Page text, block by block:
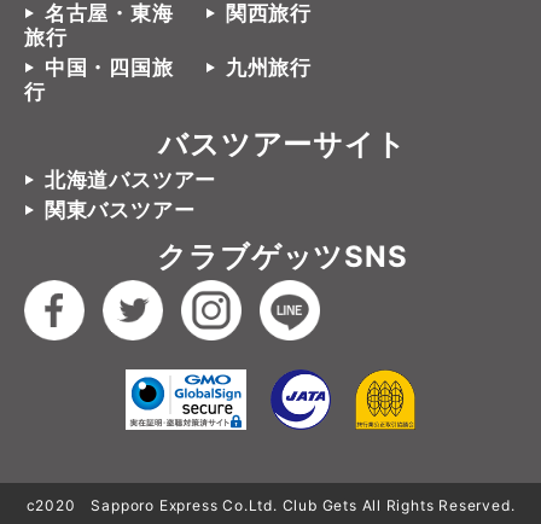
名古屋・東海
旅行
関西旅行
中国・四国旅
行
九州旅行
バスツアーサイト
北海道バスツアー
関東バスツアー
クラブゲッツSNS
c2020 Sapporo Express Co.Ltd. Club Gets All Rights Reserved.